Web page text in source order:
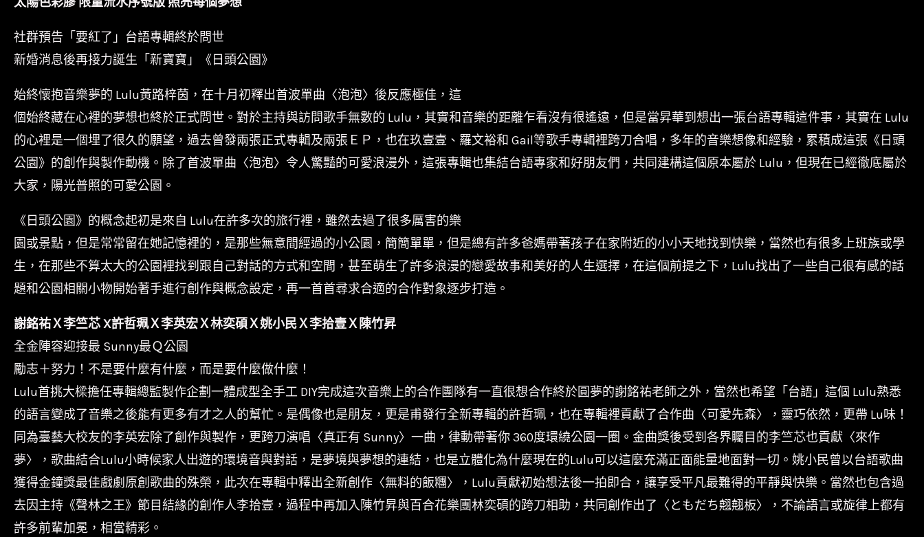
社群預告「要紅了」台語專輯終於問世
新婚消息後再接力誕生「新寶寶」《日頭公園》
始終懷抱音樂夢的 Lulu黃路梓茵，在十月初釋出首波單曲〈泡泡〉後反應極佳，這
個始終藏在心裡的夢想也終於正式問世。對於主持與訪問歌手無數的 Lulu，其實和音樂的距離乍看沒有很遙遠，但是當昇華到想出一張台語專輯這件事，其實在 Lulu
的心裡是一個埋了很久的願望，過去曾發兩張正式專輯及兩張ＥＰ，也在玖壹壹、羅文裕和 Gail等歌手專輯裡跨刀合唱，多年的音樂想像和經驗，累積成這張《日頭
公園》的創作與製作動機。除了首波單曲〈泡泡〉令人驚豔的可愛浪漫外，這張專輯也集結台語專家和好朋友們，共同建構這個原本屬於 Lulu，但現在已經徹底屬於
大家，陽光普照的可愛公園。
《日頭公園》的概念起初是來自 Lulu在許多次的旅行裡，雖然去過了很多厲害的樂
園或景點，但是常常留在她記憶裡的，是那些無意間經過的小公園，簡簡單單，但是總有許多爸媽帶著孩子在家附近的小小天地找到快樂，當然也有很多上班族或學
生，在那些不算太大的公園裡找到跟自己對話的方式和空間，甚至萌生了許多浪漫的戀愛故事和美好的人生選擇，在這個前提之下，Lulu找出了一些自己很有感的話
題和公園相關小物開始著手進行創作與概念設定，再一首首尋求合適的合作對象逐步打造。
謝銘祐Ｘ李竺芯 X許哲珮Ｘ李英宏Ｘ林奕碩Ｘ姚小民Ｘ李拾壹Ｘ陳竹昇
全金陣容迎接最 Sunny最Ｑ公園
勵志＋努力！不是要什麼有什麼，而是要什麼做什麼！
Lulu首挑大樑擔任專輯總監製作企劃一體成型全手工 DIY完成這次音樂上的合作團隊有一直很想合作終於圓夢的謝銘祐老師之外，當然也希望「台語」這個 Lulu熟悉
的語言變成了音樂之後能有更多有才之人的幫忙。是偶像也是朋友，更是甫發行全新專輯的許哲珮，也在專輯裡貢獻了合作曲〈可愛先森〉，靈巧依然，更帶 Lu味！
同為臺藝大校友的李英宏除了創作與製作，更跨刀演唱〈真正有 Sunny〉一曲，律動帶著你 360度環繞公園一圈。金曲獎後受到各界矚目的李竺芯也貢獻〈來作
夢〉，歌曲結合Lulu小時候家人出遊的環境音與對話，是夢境與夢想的連結，也是立體化為什麼現在的Lulu可以這麼充滿正面能量地面對一切。姚小民曾以台語歌曲
獲得金鐘獎最佳戲劇原創歌曲的殊榮，此次在專輯中釋出全新創作〈無料的飯糰〉，Lulu貢獻初始想法後一拍即合，讓享受平凡最難得的平靜與快樂。當然也包含過
去因主持《聲林之王》節目結緣的創作人李拾壹，過程中再加入陳竹昇與百合花樂團林奕碩的跨刀相助，共同創作出了〈ともだち翹翹板〉，不論語言或旋律上都有
許多前輩加冕，相當精彩。